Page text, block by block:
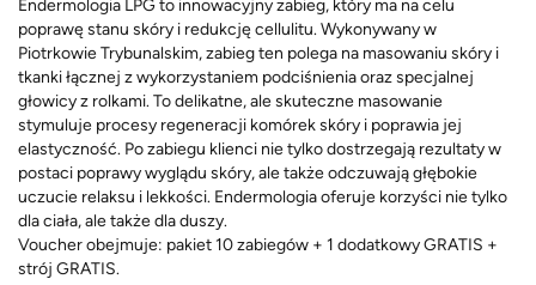
Endermologia LPG to innowacyjny zabieg, który ma na celu
poprawę stanu skóry i redukcję cellulitu. Wykonywany w
Piotrkowie Trybunalskim, zabieg ten polega na masowaniu skóry i
tkanki łącznej z wykorzystaniem podciśnienia oraz specjalnej
głowicy z rolkami. To delikatne, ale skuteczne masowanie
stymuluje procesy regeneracji komórek skóry i poprawia jej
elastyczność. Po zabiegu klienci nie tylko dostrzegają rezultaty w
postaci poprawy wyglądu skóry, ale także odczuwają głębokie
uczucie relaksu i lekkości. Endermologia oferuje korzyści nie tylko
dla ciała, ale także dla duszy.
Voucher obejmuje: pakiet 10 zabiegów + 1 dodatkowy GRATIS +
strój GRATIS.